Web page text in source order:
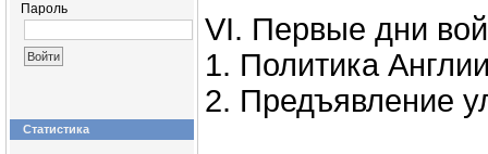
Пароль
Статистика
VI. Первые дни
1. Политика
2. Предъявление